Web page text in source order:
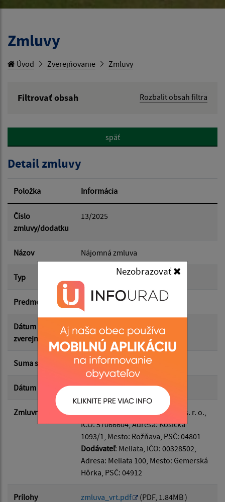
Nezobrazovať
Zmluvy
Úvod Zverejňovanie Zmluvy
Filtrovať obsah
Rozbaliť obsah filtra
Hľadať v:
Dátum od:
Dátum do:
Suma od:
Suma do:
Filtrovať Reset
späť
Detail zmluvy
Položka Informácia
Číslo
zmluvy/dodatku
13/2025
Názov Nájomná zmluva
Typ Hlavná zmluva
Predmet Nájomná zmluva
Dátum
zverejnenia
15.12.2025
Suma s DPH* 1.00 €
Dátum uzavretia 15.12.2025
Zmluvná strana
: Kúpaliská na mieru s. r. o.,
IČO: 57066604, Adresa: Košická
1093/1, Mesto: Rožňava, PSČ: 04801
Dodávateľ: Meliata, IČO: 00328502,
Adresa: Meliata 100, Mesto: Gemerská
Hôrka, PSČ: 04912
Prílohy zmluva_vrt.pdf (PDF, 1.84MB )